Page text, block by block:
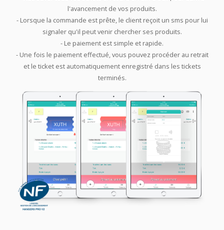
l'avancement de vos produits.
- Lorsque la commande est prête, le client reçoit un sms pour lui
signaler qu'il peut venir chercher ses produits.
- Le paiement est simple et rapide.
- Une fois le paiement effectué, vous pouvez procéder au retrait
et le ticket est automatiquement enregistré dans les tickets
terminés.